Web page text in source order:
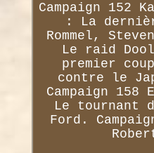
Campaign 152
: La
Rommel,
Le raid
premier
contre le
Campaign 158
Le tournant
Ford.